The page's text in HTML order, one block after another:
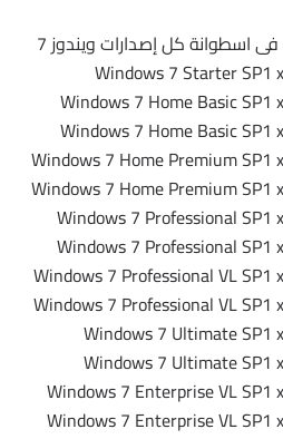
اسطوانة كل إصدارات ويندوز 7
Windows 7 Starter SP1
Windows 7 Home Basic
Windows 7 Home Basic
Windows 7 Home Premium SP1
Windows 7 Home Premium SP1
Windows 7 Professional SP1
Windows 7 Professional SP1
Windows 7 Professional VL
Windows 7 Professional VL
Windows 7 Ultimate SP1
Windows 7 Ultimate SP1
Windows 7 Enterprise VL SP1
Windows 7 Enterprise VL SP1